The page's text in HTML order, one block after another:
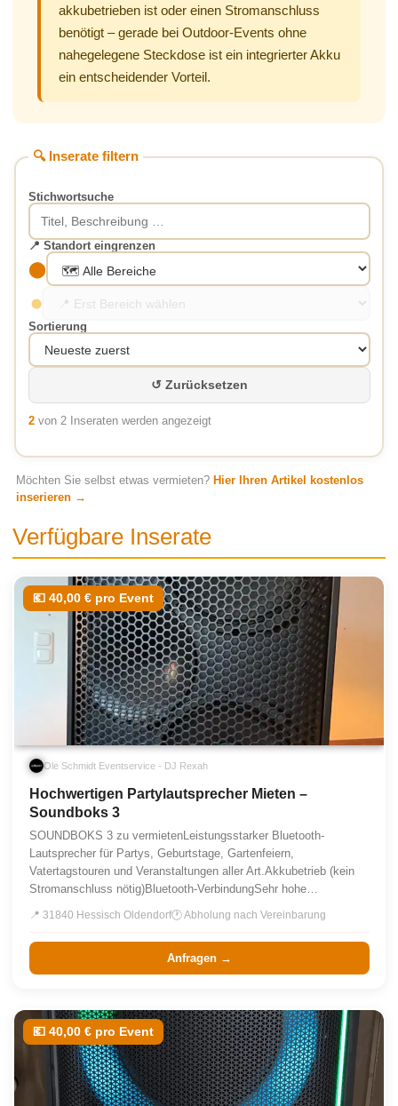
akkubetrieben ist oder einen Stromanschluss
benötigt – gerade bei Outdoor-Events ohne
nahegelegene Steckdose ist ein integrierter Akku
ein entscheidender Vorteil.
🔍 Inserate filtern
Stichwortsuche
📍 Standort eingrenzen
⬤
⬤
Sortierung
↺ Zurücksetzen
2von 2 Inseraten werden angezeigt
Möchten Sie selbst etwas vermieten? Hier Ihren Artikel kostenlos
inserieren →
Verfügbare Inserate
💶 40,00 € pro Event
Ole Schmidt Eventservice - DJ Rexah
Hochwertigen Partylautsprecher Mieten –
Soundboks 3
SOUNDBOKS 3 zu vermietenLeistungsstarker Bluetooth-
Lautsprecher für Partys, Geburtstage, Gartenfeiern,
Vatertagstouren und Veranstaltungen aller Art.Akkubetrieb (kein
Stromanschluss nötig)Bluetooth-VerbindungSehr hohe…
📍 31840 Hessisch Oldendorf🕐 Abholung nach Vereinbarung
Anfragen →
💶 40,00 € pro Event